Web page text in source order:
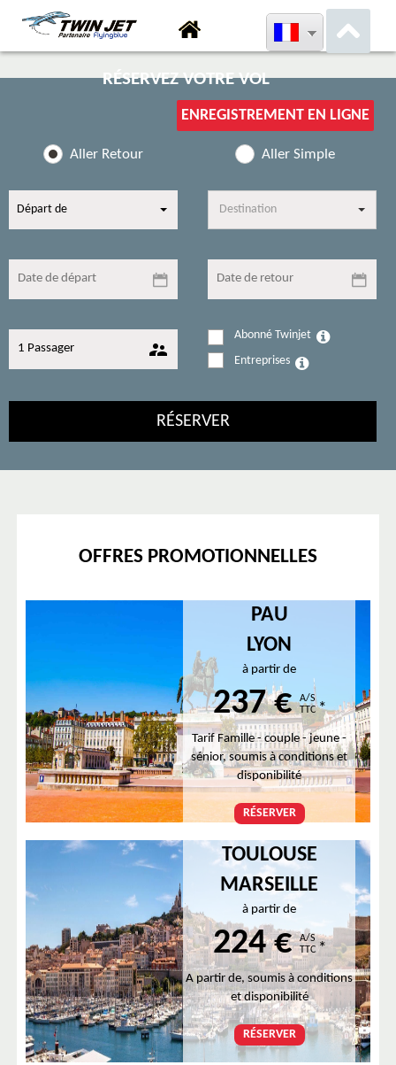
RÉSERVEZ VOTRE VOL
ENREGISTREMENT EN LIGNE
Aller Retour Aller Simple
Départ de Destination
Abonné Twinjet
Entreprises
OFFRES PROMOTIONNELLES
PAU
LYON
à partir de
237 €A/S
TTC*
Tarif Famille - couple - jeune -
sénior, soumis à conditions et
disponibilité
RÉSERVER
TOULOUSE
MARSEILLE
à partir de
224 €A/S
TTC *
A partir de, soumis à conditions
et disponibilité
RÉSERVER